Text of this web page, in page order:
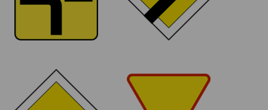
przebieg drogi z
D-1
Droga z
pierwszeństwem
A - 7
pierwszeństwa